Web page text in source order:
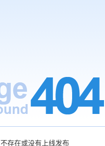
存在或没有上线发布